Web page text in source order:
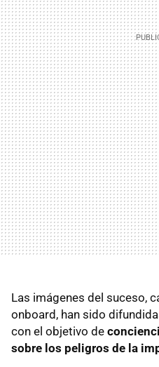
Las imágenes del suceso,
onboard, han sido
con el objetivo de
sobre los peligros de la